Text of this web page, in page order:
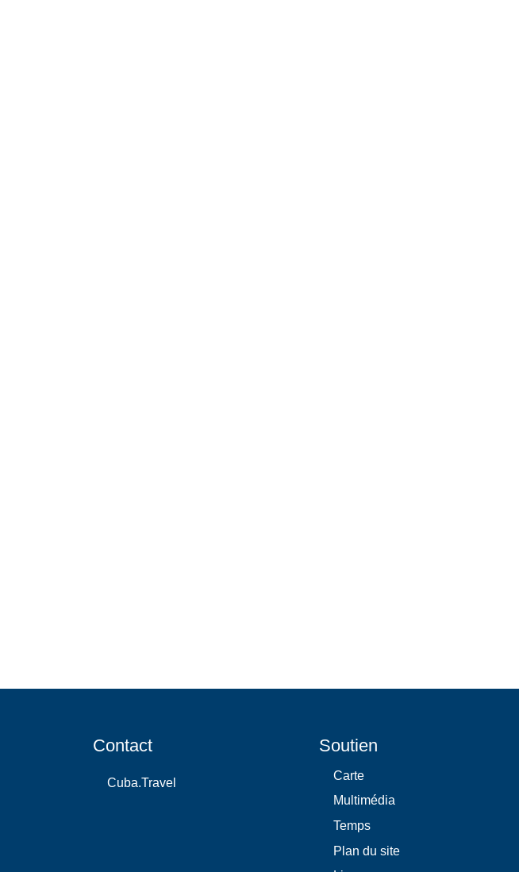
Contact
Cuba.Travel
Soutien
Carte
Multimédia
Temps
Plan du site